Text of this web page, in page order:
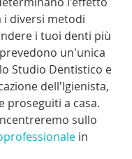
i diversi metodi
i tuoi denti più
un'unica
Studio Dentistico e
dell'Igienista,
proseguiti a casa.
sullo
in